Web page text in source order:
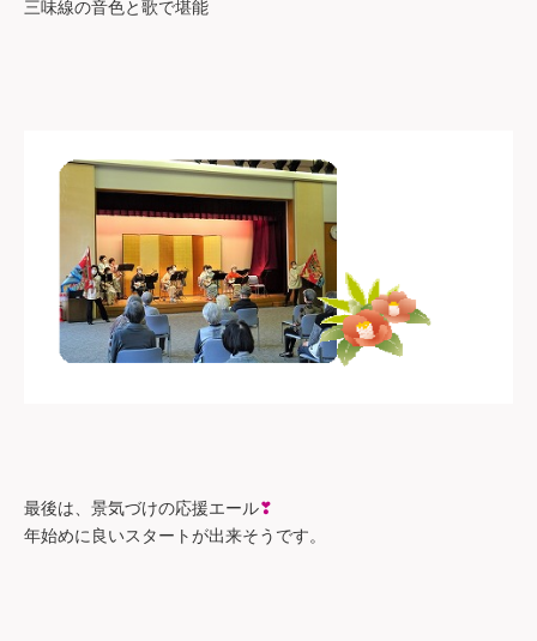
三味線の音色と歌で堪能
最後は、景気づけの応援エール❣
年始めに良いスタートが出来そうです。